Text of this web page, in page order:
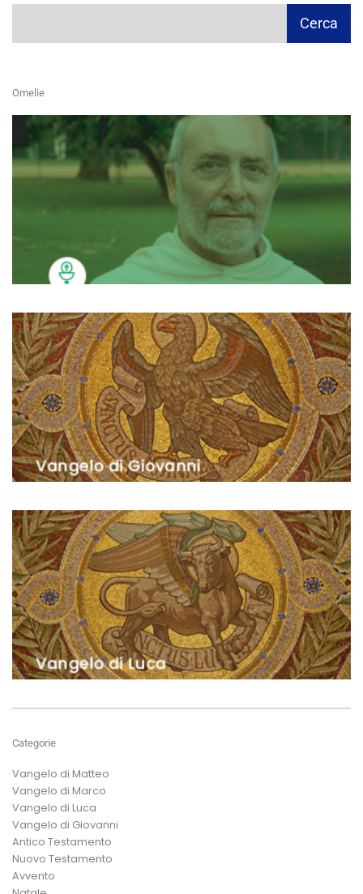
Cerca
Omelie
Categorie
Vangelo di Matteo
Vangelo di Marco
Vangelo di Luca
Vangelo di Giovanni
Antico Testamento
Nuovo Testamento
Avvento